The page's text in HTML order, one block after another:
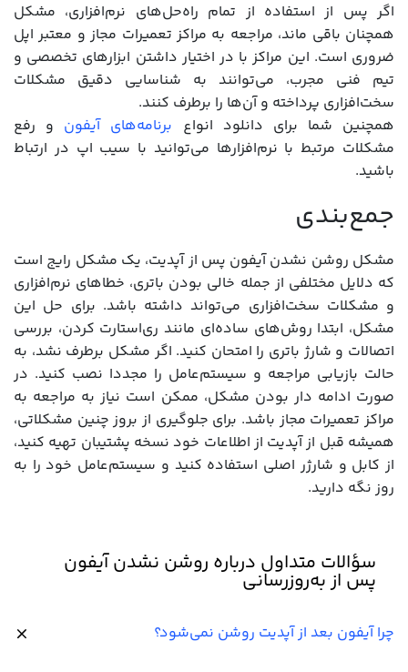
اگر پس از استفاده از تمام راه‌حل‌های نرم‌افزاری، مشکل
همچنان باقی‌ ماند، مراجعه به مراکز تعمیرات مجاز و معتبر اپل
ضروری است. این مراکز با در اختیار داشتن ابزارهای تخصصی و
تیم فنی مجرب، می‌توانند به شناسایی دقیق مشکلات
سخت‌افزاری پرداخته و آن‌ها را برطرف کنند.
همچنین شما برای دانلود انواع برنامه‌های آیفون و رفع
مشکلات مرتبط با نرم‌افزارها می‌توانید با سیب اپ در ارتباط
باشید.
جمع‌بندی
مشکل روشن نشدن آیفون پس از آپدیت، یک مشکل رایج است
که دلایل مختلفی از جمله خالی بودن باتری، خطاهای نرم‌افزاری
و مشکلات سخت‌افزاری می‌تواند داشته باشد. برای حل این
مشکل، ابتدا روش‌های ساده‌ای مانند ری‌استارت کردن، بررسی
اتصالات و شارژ باتری را امتحان کنید. اگر مشکل برطرف نشد، به
حالت بازیابی مراجعه و سیستم‌عامل را مجددا نصب کنید. در
صورت ادامه دار بودن مشکل، ممکن است نیاز به مراجعه به
مراکز تعمیرات مجاز باشد. برای جلوگیری از بروز چنین مشکلاتی،
همیشه قبل از آپدیت از اطلاعات خود نسخه پشتیبان تهیه کنید،
از کابل و شارژر اصلی استفاده کنید و سیستم‌عامل خود را به
روز نگه دارید.
سؤالات متداول درباره روشن نشدن آیفون
پس از به‌روزرسانی
چرا آیفون بعد از آپدیت روشن نمی‌شود؟